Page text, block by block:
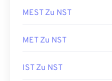
MEST Zu NST
MET Zu NST
IST Zu NST